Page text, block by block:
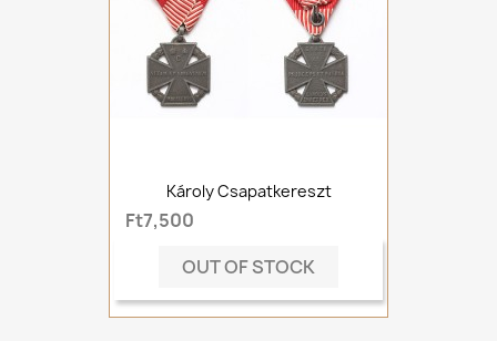
Károly Csapatkereszt
Ft7,500
OUT OF STOCK